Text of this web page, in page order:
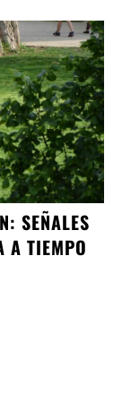
SEÑALES
A TIEMPO